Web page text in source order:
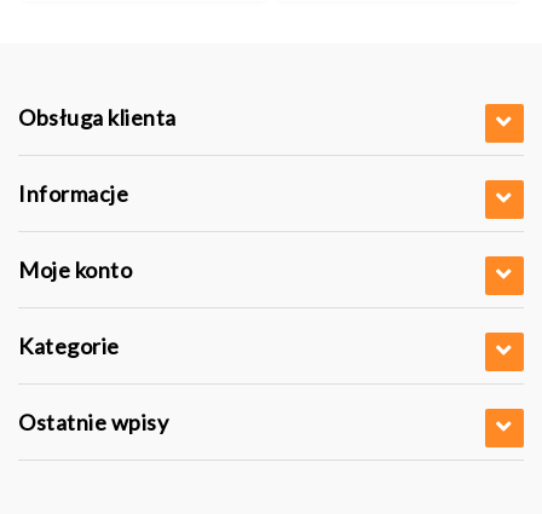
Obsługa klienta
Informacje
Moje konto
Kategorie
Ostatnie wpisy